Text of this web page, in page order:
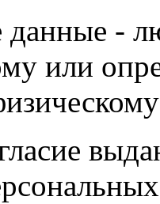
данные -
или